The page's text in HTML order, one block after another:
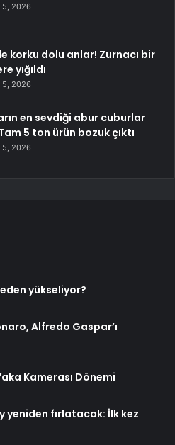
5, 2026
korku dolu anlar! Zurnacı bir
yığıldı
5, 2026
en sevdiği abur cuburlar
5 ton ürün bozuk çıktı
5, 2026
yükseliyor?
Alfredo Gaspar’ı
Kamerası Dönemi
yeniden fırlatacak: İlk kez